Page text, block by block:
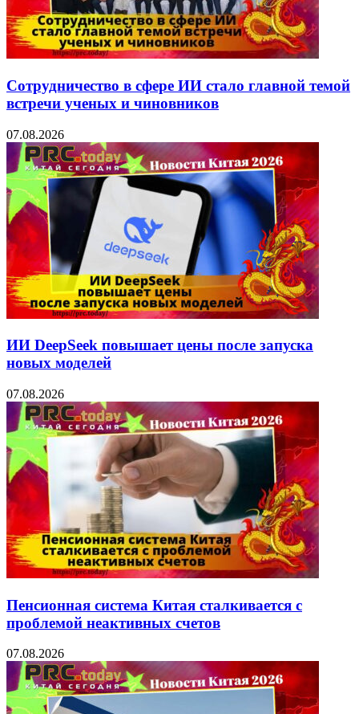
Сотрудничество в сфере ИИ стало главной темой
встречи ученых и чиновников
07.08.2026
ИИ DeepSeek повышает цены после запуска
новых моделей
07.08.2026
Пенсионная система Китая сталкивается с
проблемой неактивных счетов
07.08.2026